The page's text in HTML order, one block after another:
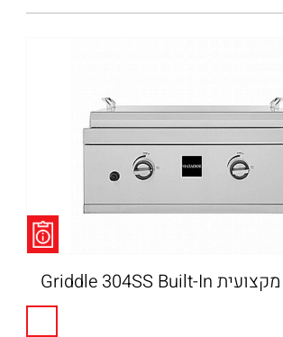
פלנצ'ה גז מקצועית Griddle 304SS Built-In